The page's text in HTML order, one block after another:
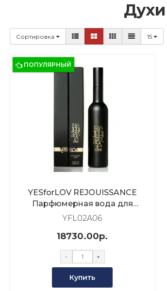
Сортировка 15
ПОПУЛЯРНЫЙ
YESforLOV REJOUISSANCE
Парфюмерная вода для
мужчин 100мл
YFL02A06
18730.00р.
- +
Купить